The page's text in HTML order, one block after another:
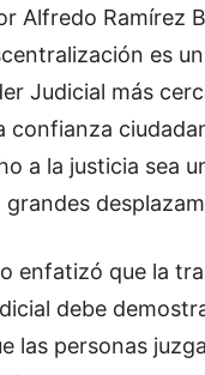
Alfredo Ramírez
es
Judicial más
confianza
a la justicia sea
grandes
enfatizó que la
debe
las personas